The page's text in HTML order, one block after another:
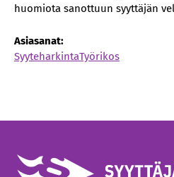
huomiota sanottuun syyttäjän
Asiasanat:
SyyteharkintaTyörikos